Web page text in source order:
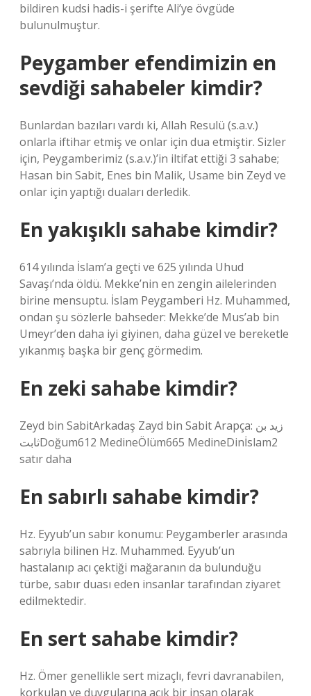
bildiren kudsi hadis-i şerifte Ali’ye övgüde
bulunulmuştur.
Peygamber efendimizin en
sevdiği sahabeler kimdir?
Bunlardan bazıları vardı ki, Allah Resulü (s.a.v.)
onlarla iftihar etmiş ve onlar için dua etmiştir. Sizler
için, Peygamberimiz (s.a.v.)’in iltifat ettiği 3 sahabe;
Hasan bin Sabit, Enes bin Malik, Usame bin Zeyd ve
onlar için yaptığı duaları derledik.
En yakışıklı sahabe kimdir?
614 yılında İslam’a geçti ve 625 yılında Uhud
Savaşı’nda öldü. Mekke’nin en zengin ailelerinden
birine mensuptu. İslam Peygamberi Hz. Muhammed,
ondan şu sözlerle bahseder: Mekke’de Mus’ab bin
Umeyr’den daha iyi giyinen, daha güzel ve bereketle
yıkanmış başka bir genç görmedim.
En zeki sahabe kimdir?
Zeyd bin SabitArkadaş Zayd bin Sabit Arapça: زيد بن
ثابتDoğum612 MedineÖlüm665 MedineDinİslam2
satır daha
En sabırlı sahabe kimdir?
Hz. Eyyub’un sabır konumu: Peygamberler arasında
sabrıyla bilinen Hz. Muhammed. Eyyub’un
hastalanıp acı çektiği mağaranın da bulunduğu
türbe, sabır duası eden insanlar tarafından ziyaret
edilmektedir.
En sert sahabe kimdir?
Hz. Ömer genellikle sert mizaçlı, fevri davranabilen,
korkulan ve duygularına açık bir insan olarak